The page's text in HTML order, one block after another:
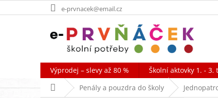
na
e-prvnacek@email.cz
Výprodej – slevy až 80 % Školní aktovky 1. - 3.
Domů Penály a pouzdra do školy